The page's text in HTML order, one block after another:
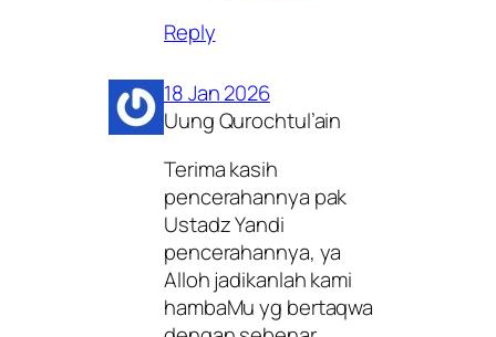
Reply
18 Jan 2026
Uung Qurochtul’ain
Terima kasih
pencerahannya pak
Ustadz Yandi
pencerahannya, ya
Alloh jadikanlah kami
hambaMu yg bertaqwa